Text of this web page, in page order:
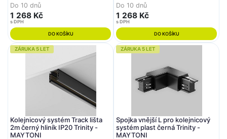
Do 10 dnů
1 268 Kč
s DPH
DO KOŠÍKU
Do 10 dnů
1 268 Kč
s DPH
DO KOŠÍKU
ZÁRUKA 5 LET
Kolejnicový systém Track lišta
2m černý hliník IP20 Trinity -
MAYTONI
ZÁRUKA 5 LET
Spojka vnější L pro kolejnicový
systém plast černá Trinity -
MAYTONI